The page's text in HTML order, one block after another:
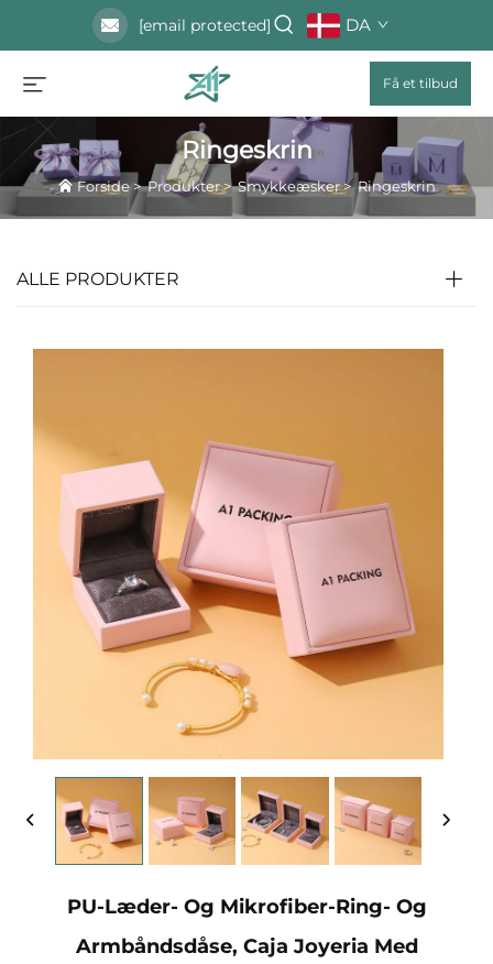
[email protected] DA
Få et tilbud
Ringeskrin
Forside>Produkter>Smykkeæsker>Ringeskrin
ALLE PRODUKTER
PU-Læder- Og Mikrofiber-Ring- Og
Armbåndsdåse, Caja Joyeria Med